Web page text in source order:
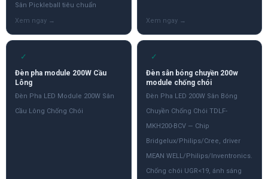
Sân Pickleball tiêu chuẩn
✓
Đèn pha module 200W Cầu
Lông
Đèn Pha LED Module 200W Sân
Cầu Lông Chống Chói
✓
Đèn sân bóng chuyền 200w
module chống chói
Đèn Pha LED 200W Sân Bóng
Chuyền Chống Chói TDLF-
MKH200-BCV — Chip
Bridgelux/Philips/Cree, driver
MEAN WELL/Philips/Inventronics.
Chống chói UGR<19, ánh sáng